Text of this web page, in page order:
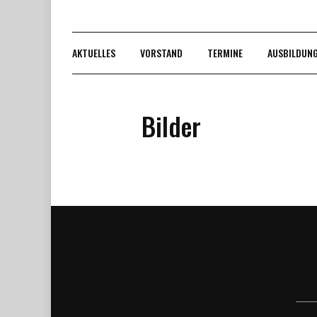
AKTUELLES VORSTAND TERMINE AUSBILDUNG
Bilder